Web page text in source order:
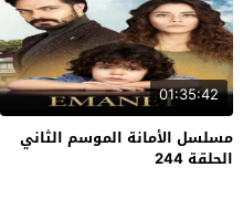
01:35:42
مسلسل الأمانة الموسم الثاني
الحلقة 244